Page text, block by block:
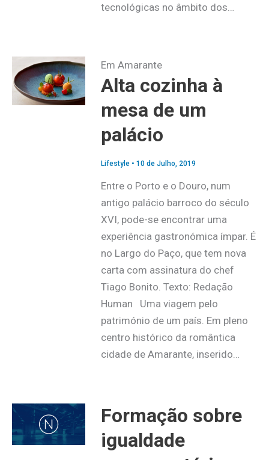
tecnológicas no âmbito dos…
Em Amarante
Alta cozinha à
mesa de um
palácio
Lifestyle• 10 de Julho, 2019
Entre o Porto e o Douro, num
antigo palácio barroco do século
XVI, pode-se encontrar uma
experiência gastronómica ímpar. É
no Largo do Paço, que tem nova
carta com assinatura do chef
Tiago Bonito. Texto: Redação
Human Uma viagem pelo
património de um país. Em pleno
centro histórico da romântica
cidade de Amarante, inserido…
Formação sobre
igualdade